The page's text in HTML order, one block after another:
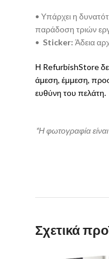
• Υπάρχει η
παράδοση τριών
• Sticker: Άδεια
Η RefurbishStore
άμεση, έμμεση,
ευθύνη του πελάτη.
*Η φωτογραφία είναι
Σχετικά